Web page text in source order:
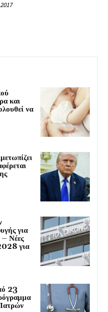
και
να
για
– Νέες
για
23